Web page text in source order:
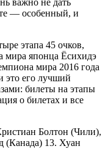
— особенный, и
этапа 45 очков,
мира японца Ёсихидэ
мира 2016 года
это его лучший
билеты на этапы
о билетах и все
Болтон (Чили),
13. Хуан